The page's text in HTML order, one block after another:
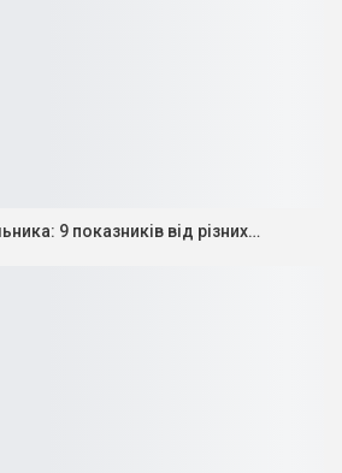
9 показників від різних…